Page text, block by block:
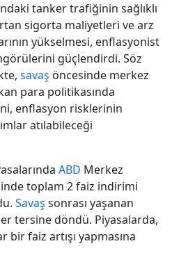
tanker trafiğinin sağlıklı
sigorta maliyetleri ve arz
yükselmesi, enflasyonist
güçlendirdi. Söz
savaş öncesinde merkez
para politikasında
enflasyon risklerinin
atılabileceği
ABD Merkez
toplam 2 faiz indirimi
Savaş sonrası yaşanan
tersine döndü. Piyasalarda,
bir faiz artışı yapmasına